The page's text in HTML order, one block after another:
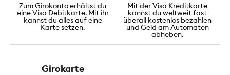
Zum Girokonto erhältst du
eine Visa Debitkarte. Mit ihr
kannst du alles auf eine
Karte setzen.
Mit der Visa Kreditkarte
kannst du weltweit fast
überall kostenlos bezahlen
und Geld am Automaten
abheben.
Girokarte